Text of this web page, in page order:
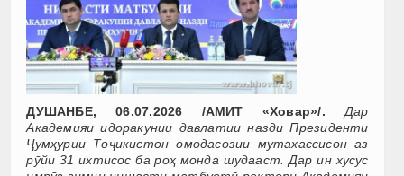
ДУШАНБЕ, 06.07.2026 /АМИТ «Ховар»/.
Дар
Академияи идоракунии давлатии назди Президенти
Ҷумҳурии Тоҷикистон омодасозии мутахассисон аз
рӯйи 31 ихтисос ба роҳ монда шудааст. Дар ин хусус